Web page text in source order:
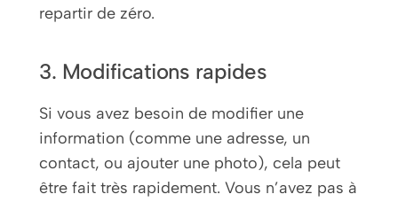
repartir de zéro.
3. Modifications rapides
Si vous avez besoin de modifier une
information (comme une adresse, un
contact, ou ajouter une photo), cela peut
être fait très rapidement. Vous n’avez pas à